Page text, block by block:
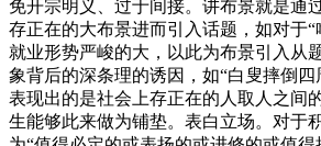
免开宗明义、过于间接。讲布景就是通
存正在的大布景进而引入话题，如对于“
就业形势严峻的大，以此为布景引入从
象背后的深条理的诱因，如“白叟摔倒四
表现出的是社会上存正在的人取人之间
生能够此来做为铺垫。表白立场。对于